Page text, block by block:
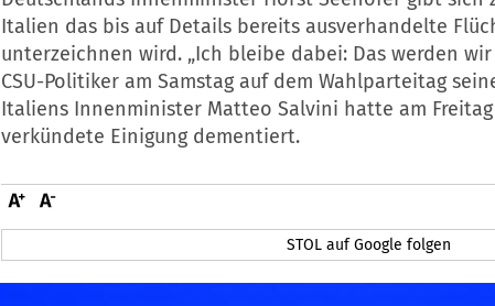
Italien das bis auf Details bereits ausverhandelte
unterzeichnen wird. „Ich bleibe dabei: Das werden
CSU-Politiker am Samstag auf dem Wahlparteitag
Italiens Innenminister Matteo Salvini hatte am
verkündete Einigung dementiert.
STOL auf Google folgen